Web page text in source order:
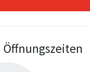
Öffnungszeiten